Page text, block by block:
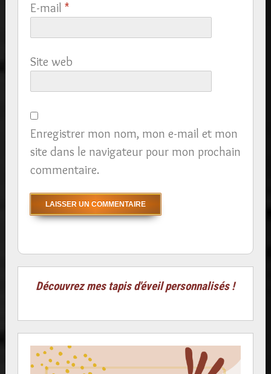
E-mail *
Site web
Enregistrer mon nom, mon e-mail et mon
site dans le navigateur pour mon prochain
commentaire.
Découvrez mes tapis d'éveil personnalisés !